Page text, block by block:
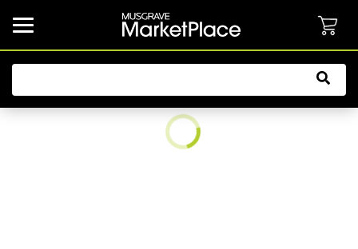
common.button.navbarCollapsed.text